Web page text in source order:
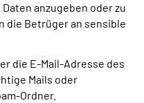
anzugeben oder zu
die Betrüger an sensible
die E-Mail-Adresse des
Mails oder
Ordner.